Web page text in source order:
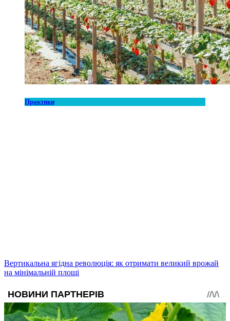
Практики
Вертикальна ягідна революція: як отримати великий врожай
на мінімальній площі